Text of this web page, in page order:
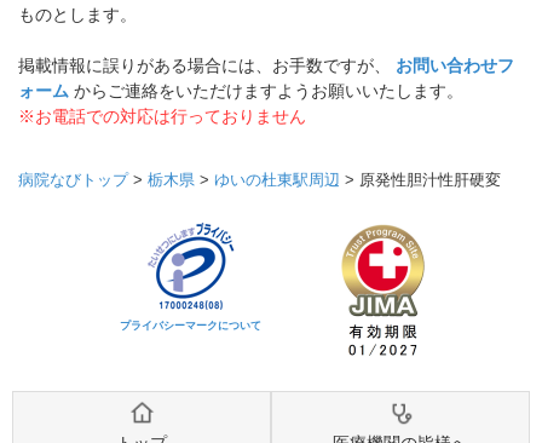
ものとします。
掲載情報に誤りがある場合には、お手数ですが、 お問い合わせフ
ォーム からご連絡をいただけますようお願いいたします。
※お電話での対応は行っておりません
病院なびトップ> 栃木県 > ゆいの杜東駅周辺 > 原発性胆汁性肝硬変
プライバシーマークについて